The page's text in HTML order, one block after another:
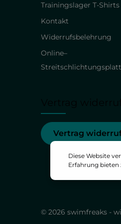
Vertrag
Trainingslager T-Shirts
Kontakt
Widerrufsbelehrung
Online–
© 2026 swimfreaks -
Diese Website
Erfahrung bieten